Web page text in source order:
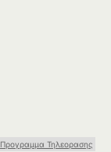
Προγραμμα Τηλεορασης